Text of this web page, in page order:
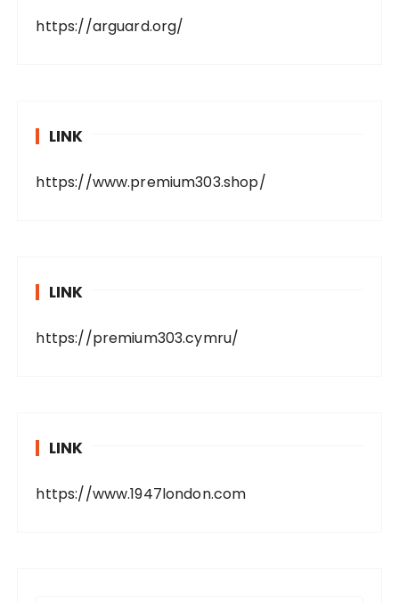
https://arguard.org/
LINK
https://www.premium303.shop/
LINK
https://premium303.cymru/
LINK
https://www.1947london.com